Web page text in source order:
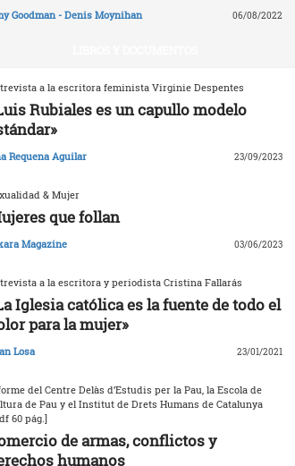
Goodman - Denis Moynihan 06/08/2022
a la escritora feminista Virginie Despentes
Rubiales es un capullo modelo
Requena Aguilar 23/09/2023
& Mujer
que follan
Magazine 03/06/2023
a la escritora y periodista Cristina Fallarás
Iglesia católica es la fuente de todo el
para la mujer»
Losa 23/01/2021
del Centre Delàs d’Estudis per la Pau, la Escola de
de Pau y el Institut de Drets Humans de Catalunya
60 pág.]
de armas, conflictos y
humanos